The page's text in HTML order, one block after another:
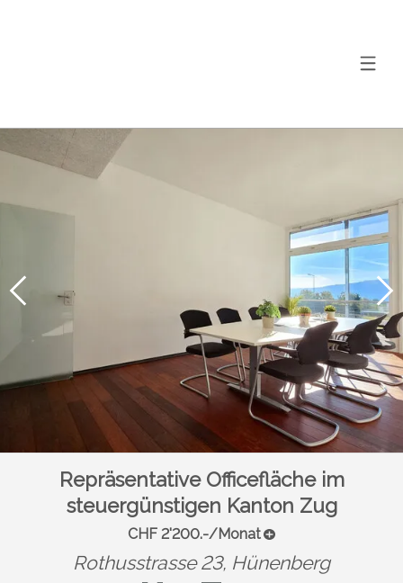
Repräsentative Officefläche im
steuergünstigen Kanton Zug
CHF 2'200.-/Monat
Rothusstrasse 23, Hünenberg